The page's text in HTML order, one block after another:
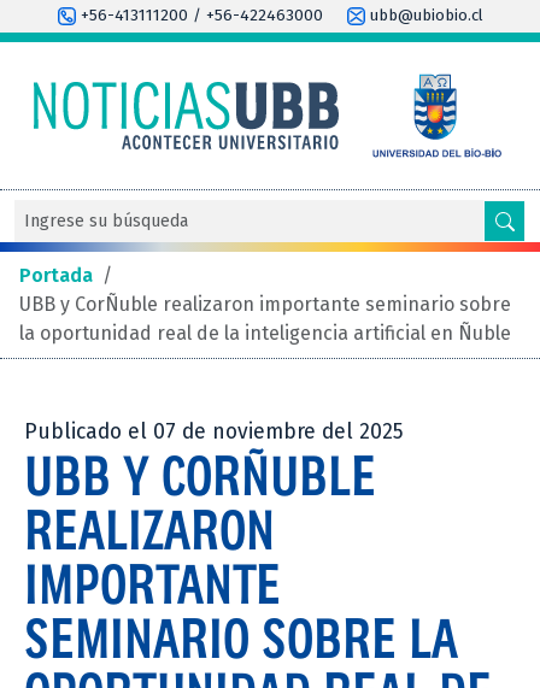
+56-413111200 / +56-422463000 ubb@ubiobio.cl
Portada /
UBB y CorÑuble realizaron importante seminario sobre
la oportunidad real de la inteligencia artificial en Ñuble
Publicado el 07 de noviembre del 2025
UBB Y CORÑUBLE
REALIZARON
IMPORTANTE
SEMINARIO SOBRE LA